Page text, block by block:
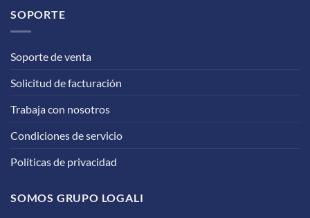
SOPORTE
Soporte de venta
Solicitud de facturación
Trabaja con nosotros
Condiciones de servicio
Políticas de privacidad
SOMOS GRUPO LOGALI